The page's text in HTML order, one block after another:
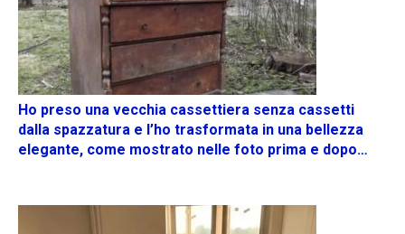
Ho preso una vecchia cassettiera senza cassetti
dalla spazzatura e l’ho trasformata in una bellezza
elegante, come mostrato nelle foto prima e dopo…